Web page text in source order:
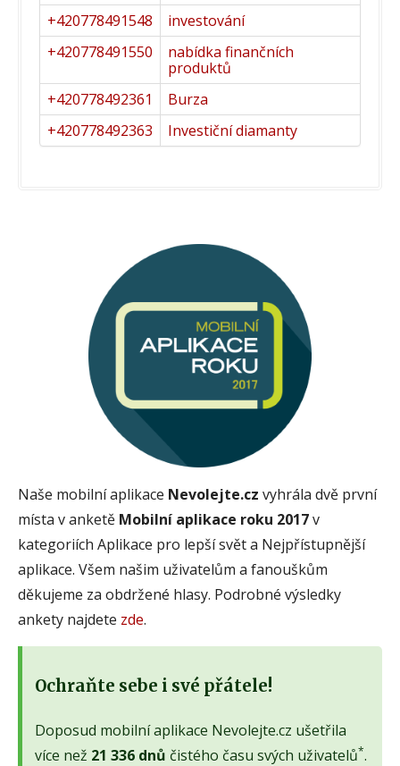
+420778491548
investování
+420778491550
nabídka finančních
produktů
+420778492361
Burza
+420778492363
Investiční diamanty
Naše mobilní aplikace Nevolejte.cz vyhrála dvě první
místa v anketě Mobilní aplikace roku 2017v
kategoriích Aplikace pro lepší svět a Nejpřístupnější
aplikace. Všem našim uživatelům a fanouškům
děkujeme za obdržené hlasy. Podrobné výsledky
ankety najdete zde.
Ochraňte sebe i své přátele!
Doposud mobilní aplikace Nevolejte.cz ušetřila
více než 21 336 dnů čistého času svých uživatelů*.